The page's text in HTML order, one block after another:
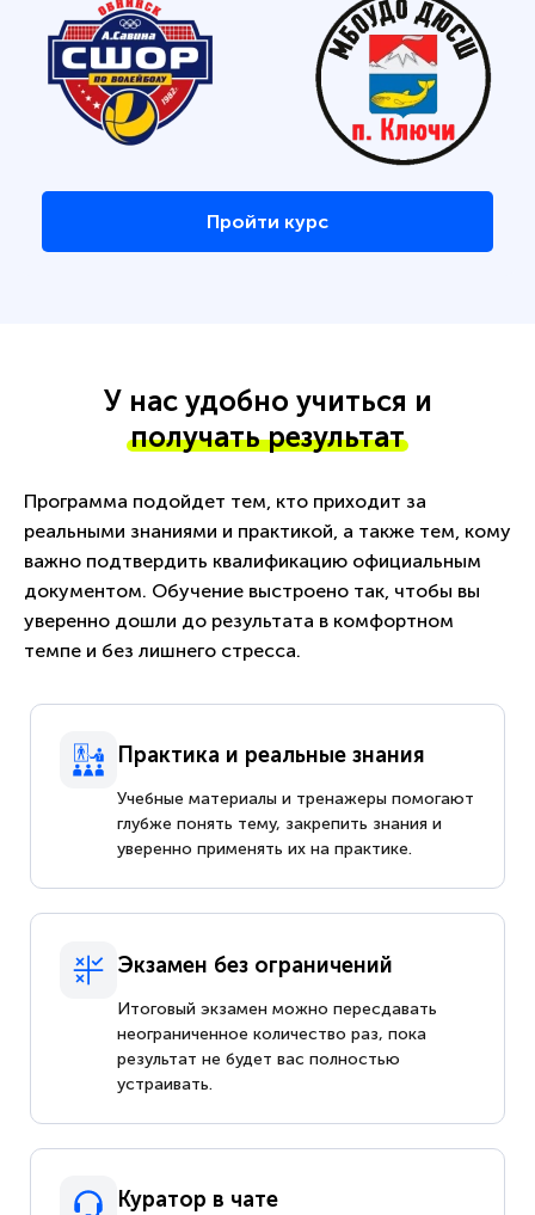
Пройти курс
У нас удобно учиться и
получать результат
Программа подойдет тем, кто приходит за
реальными знаниями и практикой, а также тем, кому
важно подтвердить квалификацию официальным
документом. Обучение выстроено так, чтобы вы
уверенно дошли до результата в комфортном
темпе и без лишнего стресса.
Практика и реальные знания
Учебные материалы и тренажеры помогают
глубже понять тему, закрепить знания и
уверенно применять их на практике.
Экзамен без ограничений
Итоговый экзамен можно пересдавать
неограниченное количество раз, пока
результат не будет вас полностью
устраивать.
Куратор в чате